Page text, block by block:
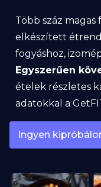
Több száz
elkészített
fogyáshoz,
Egyszerűen
ételek részletes
adatokkal a
Ingyen